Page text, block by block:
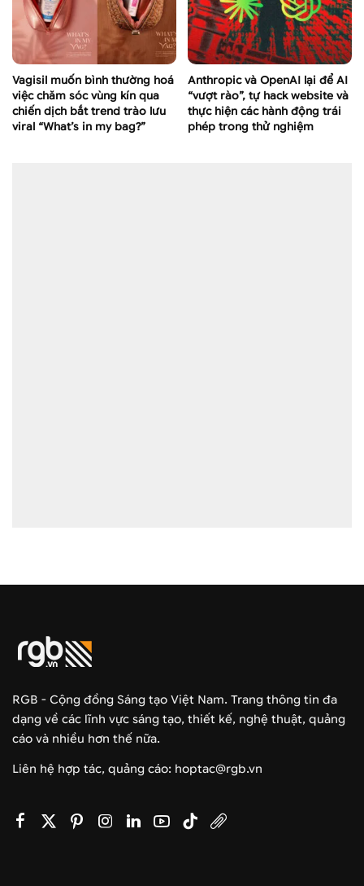
Vagisil muốn bình thường hoá
việc chăm sóc vùng kín qua
chiến dịch bắt trend trào lưu
viral “What’s in my bag?”
Anthropic và OpenAI lại để AI
“vượt rào”, tự hack website và
thực hiện các hành động trái
phép trong thử nghiệm
RGB - Cộng đồng Sáng tạo Việt Nam. Trang thông tin đa
dạng về các lĩnh vực sáng tạo, thiết kế, nghệ thuật, quảng
cáo và nhiều hơn thế nữa.
Liên hệ hợp tác, quảng cáo: hoptac@rgb.vn